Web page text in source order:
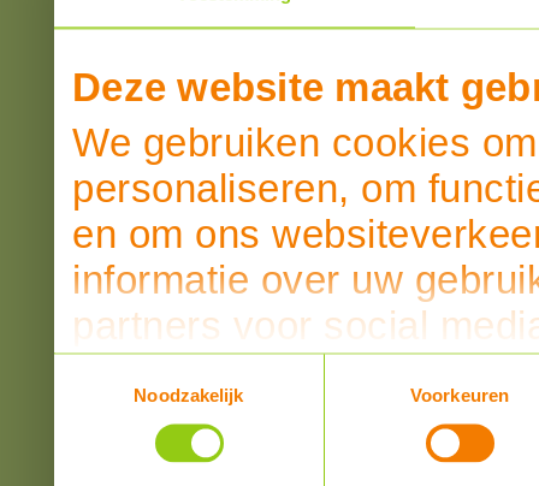
Deze website maakt
We gebruiken cookies
personaliseren, om
en om ons
informatie over uw
partners voor social
informatie die u aan ze
verzameld op basis van
Noodzakelijk
Voorkeuren